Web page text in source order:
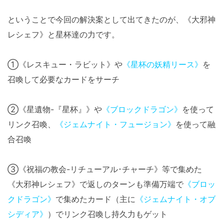
ということで今回の解決案として出てきたのが、《大邪神
レシェフ》と星杯達の力です。
①《レスキュー・ラビット》や 《星杯の妖精リース》 を
召喚して必要なカードをサーチ
②《星遺物-『星杯』》や 《ブロックドラゴン》 を使って
リンク召喚、
《ジェムナイト・フュージョン》 を使って融
合召喚
③《祝福の教会-リチューアル･チャーチ》等で集めた
《大邪神レシェフ》で返しのターンも準備万端で 《ブロッ
クドラゴン》 で集めたカード（主に 《ジェムナイト・オブ
シディア》 ）でリンク召喚し持久力もゲット